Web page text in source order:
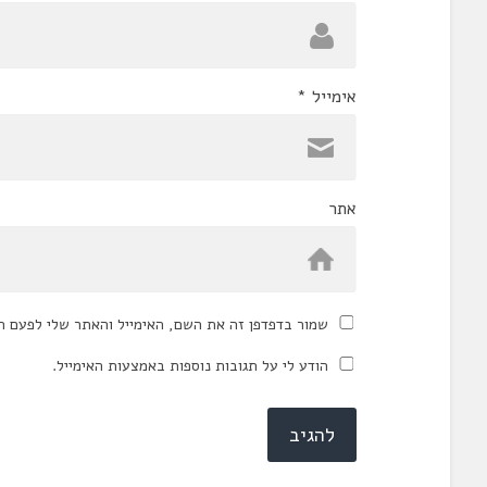
אימייל *
אתר
שמור בדפדפן זה את השם, האימייל והאתר שלי לפעם
הודע לי על תגובות נוספות באמצעות האימייל.